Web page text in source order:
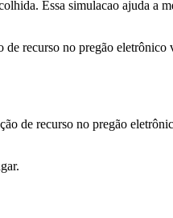
Essa simulacao ajuda a
recurso no pregão eletrônico
de recurso no pregão